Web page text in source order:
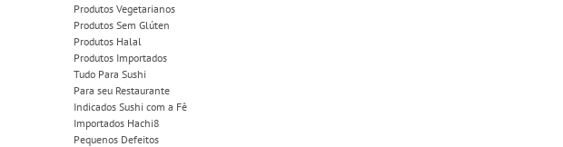
Produtos Vegetarianos
Produtos Sem Glúten
Produtos Halal
Produtos Importados
Tudo Para Sushi
Para seu Restaurante
Indicados Sushi com a Fê
Importados Hachi8
Pequenos Defeitos